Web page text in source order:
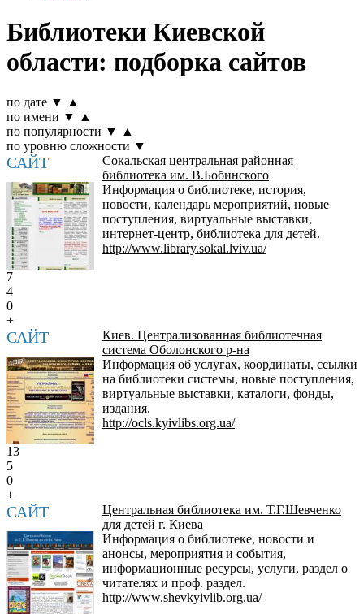
Библиотеки Киевской
области: подборка сайтов
по дате ▼
▲
по имени ▼
▲
по популярности ▼
▲
по уровню сложности ▼
САЙТ
Сокальская центральная районная
библиотека им. В.Бобинского
Информация о библиотеке, история,
новости, календарь мероприятий, новые
поступления, виртуальные выставки,
интернет-центр, библиотека для детей.
http://www.library.sokal.lviv.ua/
7
4
0
+
САЙТ
Киев. Централизованная библиотечная
система Оболонского р-на
Информация об услугах, координаты, ссылки
на библиотеки системы, новые поступления,
виртуальные выставки, каталоги, фонды,
издания.
http://ocls.kyivlibs.org.ua/
13
5
0
+
САЙТ
Центральная библиотека им. Т.Г.Шевченко
для детей г. Киева
Информация о библиотеке, новости и
анонсы, мероприятия и события,
информационные ресурсы, услуги, раздел о
читателях и проф. раздел.
http://www.shevkyivlib.org.ua/